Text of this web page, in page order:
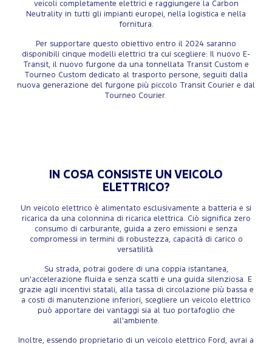
veicoli completamente elettrici e raggiungere la Carbon
Neutrality in tutti gli impianti europei, nella logistica e nella
fornitura.
Per supportare questo obiettivo entro il 2024 saranno
disponibili cinque modelli elettrici tra cui scegliere: Il nuovo E-
Transit, il nuovo furgone da una tonnellata Transit Custom e
Tourneo Custom dedicato al trasporto persone, seguiti dalla
nuova generazione del furgone più piccolo Transit Courier e dal
Tourneo Courier.
IN COSA CONSISTE UN VEICOLO
ELETTRICO?
Un veicolo elettrico è alimentato esclusivamente a batteria e si
ricarica da una colonnina di ricarica elettrica. Ciò significa zero
consumo di carburante, guida a zero emissioni e senza
compromessi in termini di robustezza, capacità di carico o
versatilità.
Su strada, potrai godere di una coppia istantanea,
un'accelerazione fluida e senza scatti e una guida silenziosa. E
grazie agli incentivi statali, alla tassa di circolazione più bassa e
a costi di manutenzione inferiori, scegliere un veicolo elettrico
può apportare dei vantaggi sia al tuo portafoglio che
all'ambiente.
Inoltre, essendo proprietario di un veicolo elettrico Ford, avrai a